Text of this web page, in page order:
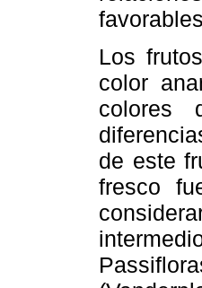
Los
color
colores
de este
fresco